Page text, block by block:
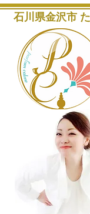
石川県金沢市